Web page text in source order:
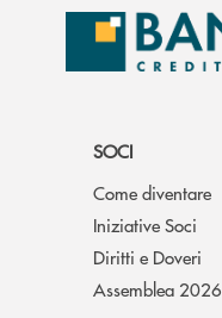
SOCI
Come diventare
Iniziative Soci
Diritti e Doveri
Assemblea 2026